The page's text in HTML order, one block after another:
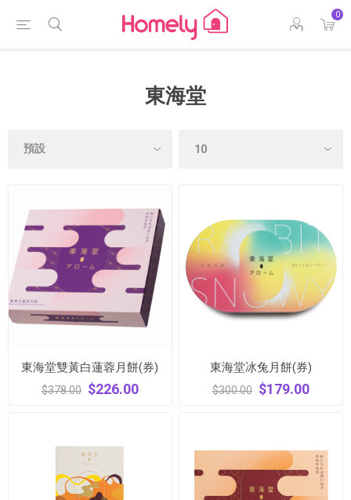
0
東海堂
東海堂雙黃白蓮蓉月餅(券)
$378.00 $226.00
東海堂冰兔月餅(券)
$300.00 $179.00